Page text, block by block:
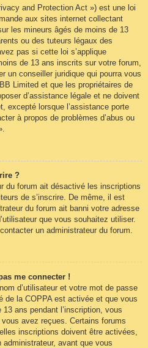
and Protection Act ») est une loi
aux sites internet collectant
les mineurs âgés de moins de 13
ou des tuteurs légaux des
pas si cette loi s’applique
de 13 ans inscrits sur votre forum,
un conseiller juridique qui pourra vous
Limited et que les propriétaires de
d’assistance légale et ne doivent
excepté lorsque l’assistance porte
à propos de problèmes d’abus ou
?
du forum ait désactivé les inscriptions
de s’inscrire. De même, il est
du forum ait banni votre adresse
que vous souhaitez utiliser.
un administrateur du forum.
me connecter !
d’utilisateur et votre mot de passe
de la COPPA est activée et que vous
ans pendant l’inscription, vous
avez reçues. Certains forums
inscriptions doivent être activées,
avant que vous